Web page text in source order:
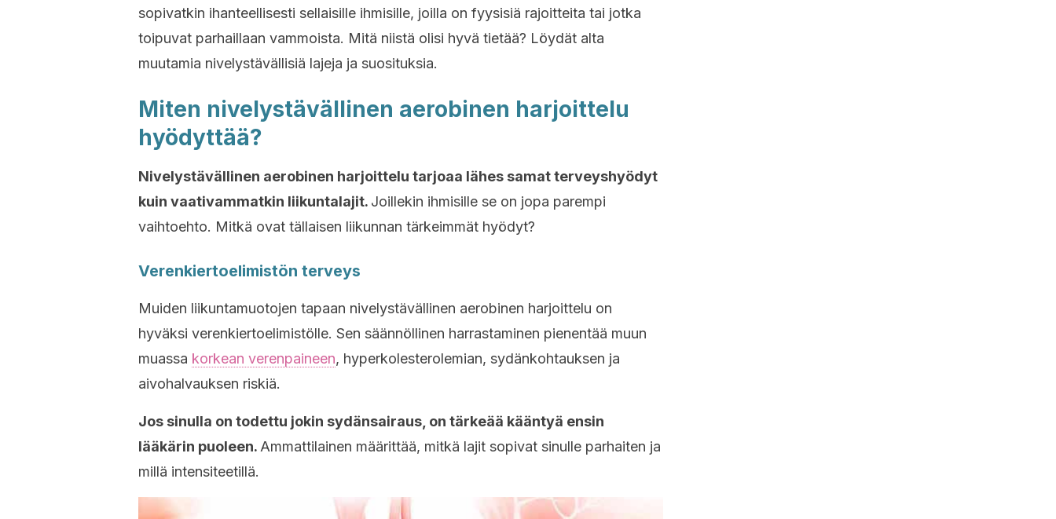
sopivatkin ihanteellisesti sellaisille ihmisille, joilla on fyysisiä rajoitteita tai jotka
toipuvat parhaillaan vammoista. Mitä niistä olisi hyvä tietää? Löydät alta
muutamia nivelystävällisiä lajeja ja suosituksia.
Miten nivelystävällinen aerobinen harjoittelu
hyödyttää?
Nivelystävällinen aerobinen harjoittelu tarjoaa lähes samat terveyshyödyt
kuin vaativammatkin liikuntalajit. Joillekin ihmisille se on jopa parempi
vaihtoehto. Mitkä ovat tällaisen liikunnan tärkeimmät hyödyt?
Verenkiertoelimistön terveys
Muiden liikuntamuotojen tapaan nivelystävällinen aerobinen harjoittelu on
hyväksi verenkiertoelimistölle. Sen säännöllinen harrastaminen pienentää muun
muassa korkean verenpaineen, hyperkolesterolemian, sydänkohtauksen ja
aivohalvauksen riskiä.
Jos sinulla on todettu jokin sydänsairaus, on tärkeää kääntyä ensin
lääkärin puoleen. Ammattilainen määrittää, mitkä lajit sopivat sinulle parhaiten ja
millä intensiteetillä.